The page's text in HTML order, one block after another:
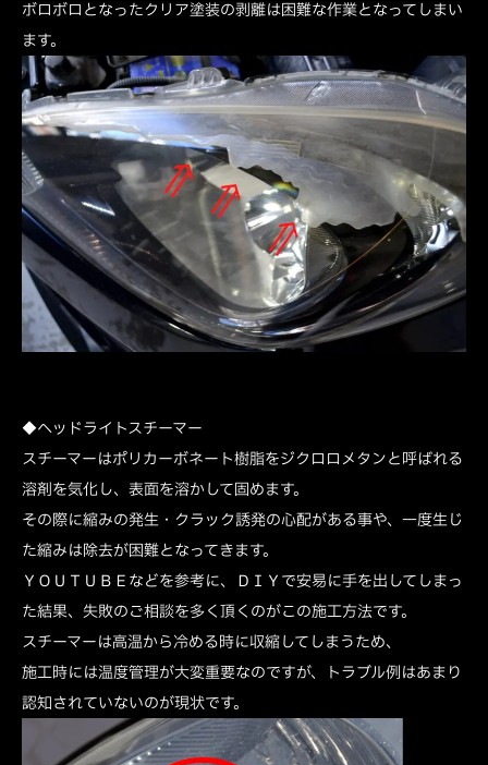
ボロボロとなったクリア塗装の剥離は困難な作業となってしまい
ます。
◆ヘッドライトスチーマー
スチーマーはポリカーボネート樹脂をジクロロメタンと呼ばれる
溶剤を気化し、表面を溶かして固めます。
その際に縮みの発生・クラック誘発の心配がある事や、一度生じ
た縮みは除去が困難となってきます。
ＹＯＵＴＵＢＥなどを参考に、ＤＩＹで安易に手を出してしまっ
た結果、失敗のご相談を多く頂くのがこの施工方法です。
スチーマーは高温から冷める時に収縮してしまうため、
施工時には温度管理が大変重要なのですが、トラブル例はあまり
認知されていないのが現状です。